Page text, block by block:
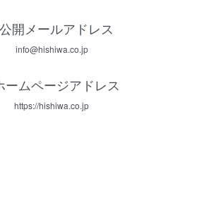
公開メールアドレス
info@hishiwa.co.jp
ームページアドレス
https://hishiwa.co.jp